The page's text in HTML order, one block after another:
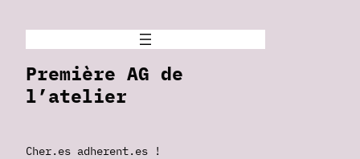
Première AG de
l’atelier
Cher.es adherent.es !